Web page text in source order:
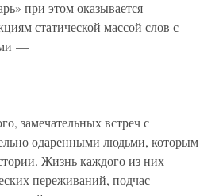
при этом оказывается
статической массой слов с
—
замечательных встреч с
одаренными людьми, которым
Жизнь каждого из них —
переживаний, подчас